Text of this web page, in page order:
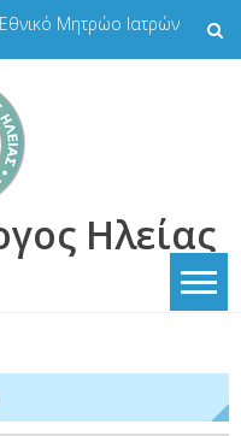
Εθνικό Μητρώο Ιατρών
Ηλείας